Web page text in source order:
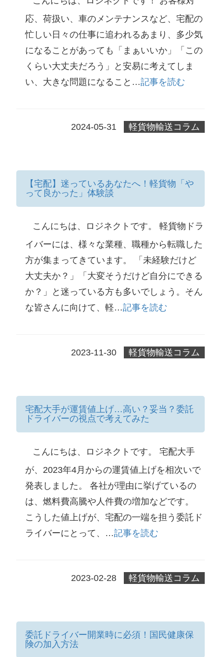
応、荷扱い、車のメンテナンスなど、宅配の
忙しい日々の仕事に追われるあまり、多少気
になることがあっても「まぁいいか」「この
くらい大丈夫だろう」と安易に考えてしま
い、大きな問題になること…記事を読む
2024-05-31 軽貨物輸送コラム
【宅配】迷っているあなたへ！軽貨物「や
って良かった」体験談
こんにちは、ロジネクトです。 軽貨物ドラ
イバーには、様々な業種、職種から転職した
方が集まってきています。 「未経験だけど
大丈夫か？」「大変そうだけど自分にできる
か？」と迷っている方も多いでしょう。そん
な皆さんに向けて、軽…記事を読む
2023-11-30 軽貨物輸送コラム
宅配大手が運賃値上げ…高い？妥当？委託
ドライバーの視点で考えてみた
こんにちは、ロジネクトです。 宅配大手
が、2023年4月からの運賃値上げを相次いで
発表しました。 各社が理由に挙げているの
は、燃料費高騰や人件費の増加などです。
こうした値上げが、宅配の一端を担う委託ド
ライバーにとって、…記事を読む
2023-02-28 軽貨物輸送コラム
委託ドライバー開業時に必須！国民健康保
険の加入方法